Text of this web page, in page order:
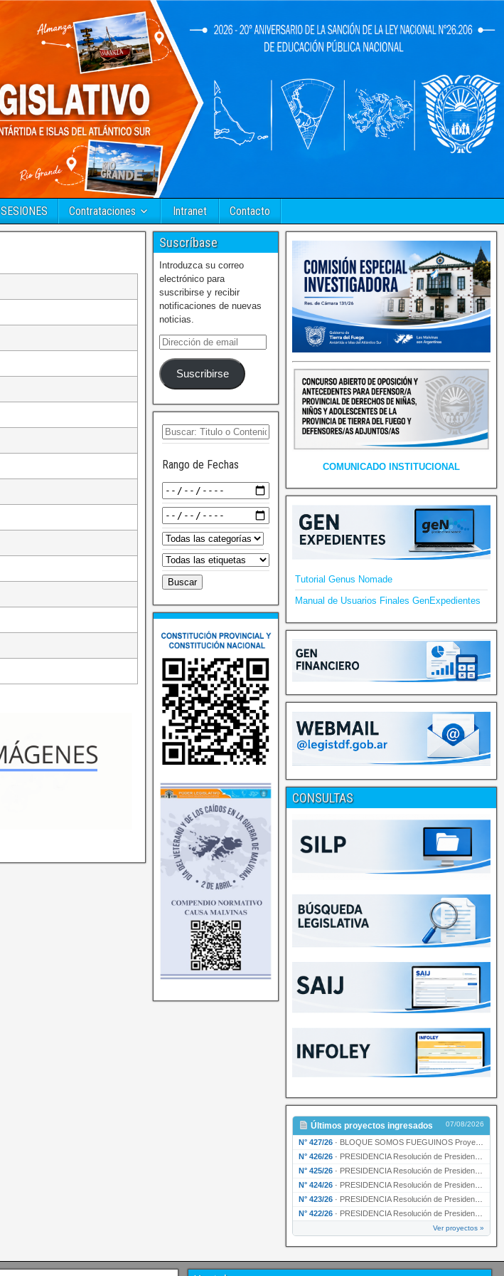
SESIONES Contrataciones Intranet Contacto
Suscríbase
Introduzca su correo
electrónico para
suscribirse y recibir
notificaciones de nuevas
noticias.
Suscribirse
Rango de Fechas COMUNICADO INSTITUCIONAL
Tutorial Genus Nomade
Manual de Usuarios Finales GenExpedientes
CONSULTAS
Últimos proyectos ingresados 07/08/2026
N° 427/26 · BLOQUE SOMOS FUEGUINOS Proyecto de Declaración declarando de interés provincial PRESIDENCI…
N° 426/26 · PRESIDENCIA Resolución de Presidencia N° 216/26 declarando de interés provincial la labor …
N° 425/26 · PRESIDENCIA Resolución de Presidencia N° 212/26 declarando de interés provincial el “50° A…
N° 424/26 · PRESIDENCIA Resolución de Presidencia Nº 210/26 declarando de interés provincial el proyec…
N° 423/26 · PRESIDENCIA Resolución de Presidencia Nº 209/26 declarando de interés provincial la presen…
N° 422/26 · PRESIDENCIA Resolución de Presidencia N° 200/26 para su ratificación.
Ver proyectos »